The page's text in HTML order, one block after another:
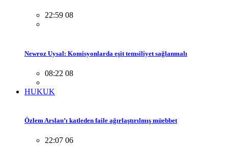
22:59 08
Newroz Uysal: Komisyonlarda eşit temsiliyet sağlanmalı
08:22 08
HUKUK
Özlem Arslan’ı katleden faile ağırlaştırılmış müebbet
22:07 06